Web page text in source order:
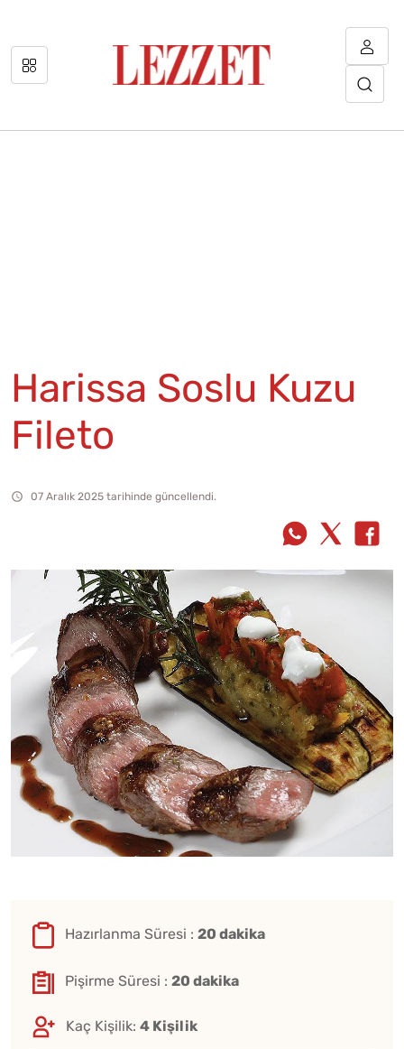
Harissa Soslu Kuzu
Fileto
07 Aralık 2025 tarihinde güncellendi.
Hazırlanma Süresi : 20 dakika
Pişirme Süresi : 20 dakika
Kaç Kişilik: 4 Kişilik